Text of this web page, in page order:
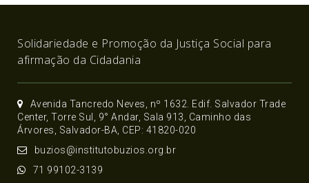
Solidariedade e Promoção da Justiça Social para
afirmação da Cidadania
Avenida Tancredo Neves, nº 1632. Edif. Salvador Trade
Center, Torre Sul, 9° Andar, Sala 913, Caminho das
Árvores, Salvador-BA, CEP: 41820-020
buzios@institutobuzios.org.br
71 99102-3139